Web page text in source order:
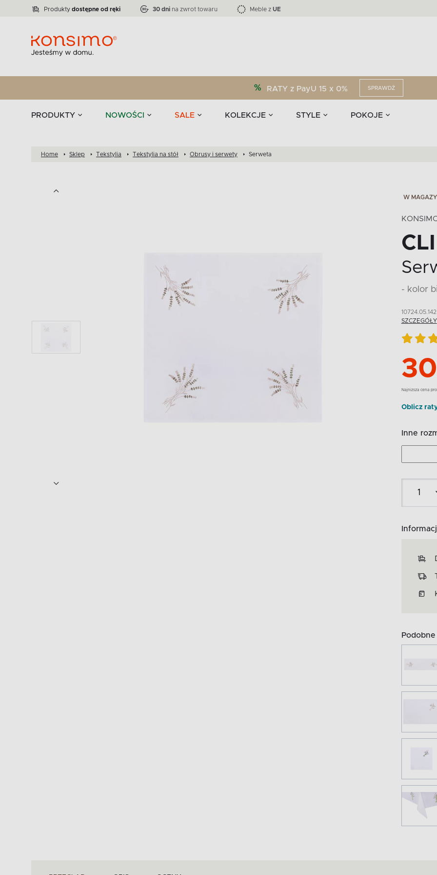
Produkty dostępne od ręki 30 dni na zwrot towaru Meble z UE
RATY z PayU 15 x 0% SPRAWDŹ
PRODUKTY NOWOŚCI SALE KOLEKCJE STYLE POKOJE
Zastawy stołowe i akcesoria
Kolekcja narożników RATLO -39 % Kolekcja mebli LOFTY -45 %
VICTO Liczba produktów:71 EPIRI Liczba produktów:
ELEGANT Liczba produktów:864 TEENS Liczba produktów:
stołowe
Home Sklep Tekstylia Tekstylia na stół Obrusy i serwety Serweta
W
- kolor
10724.05.142
SZCZEGÓŁY
Najnizsza cena
Oblicz
Inne